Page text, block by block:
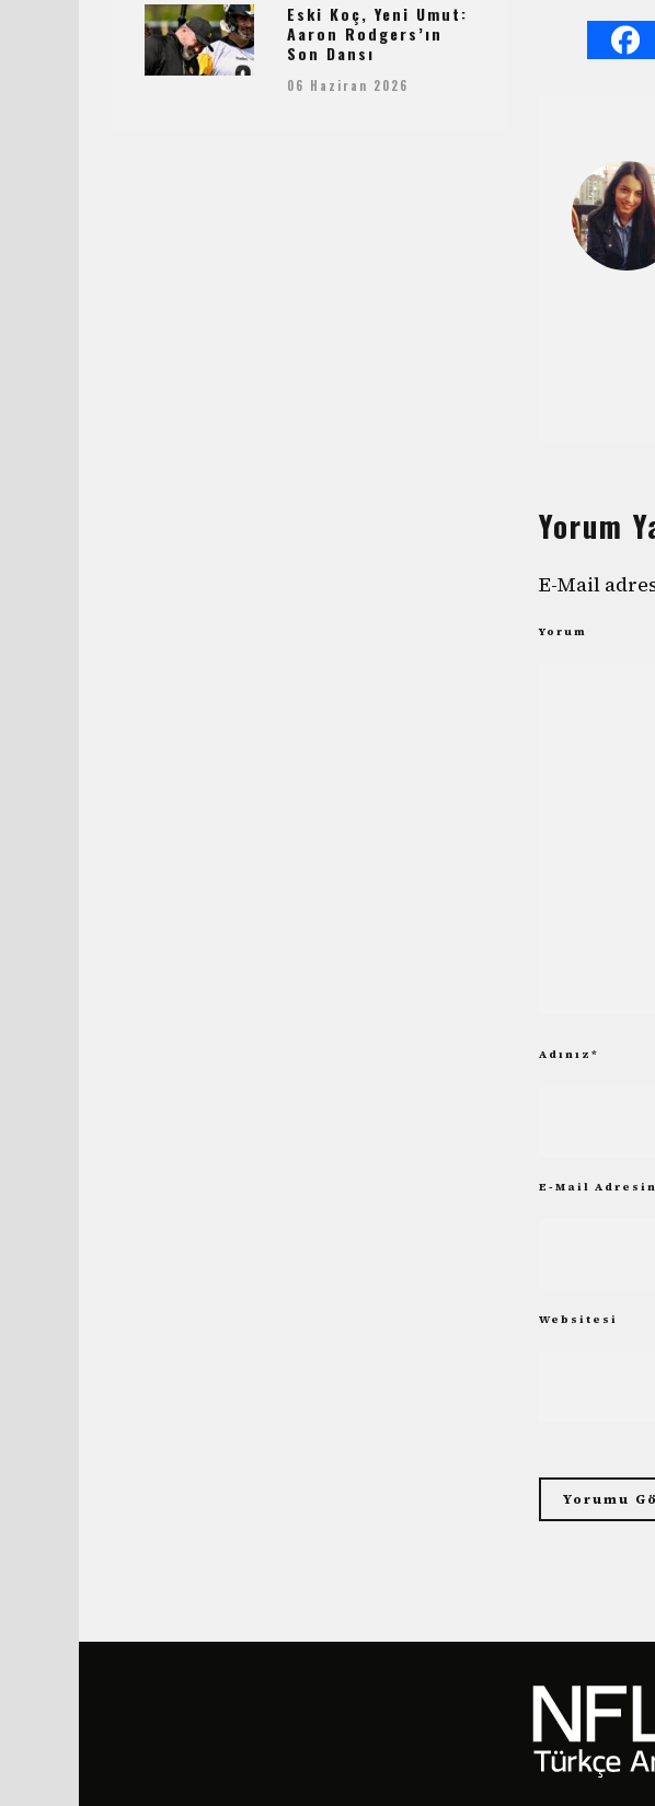
Yorum
E-Mail
Yorum
Adınız *
E-Mail
Websitesi
Eski Koç, Yeni Umut:
Aaron Rodgers’ın
Son Dansı
06 Haziran 2026